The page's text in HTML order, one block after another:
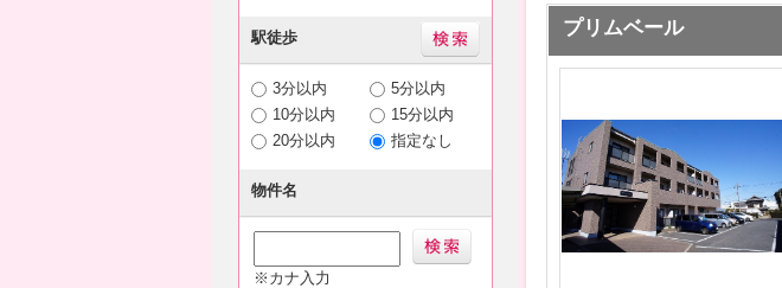
プリムベール
駅徒歩
3分以内
5分以内
10分以内
15分以内
20分以内
指定なし
物件名
※カナ入力